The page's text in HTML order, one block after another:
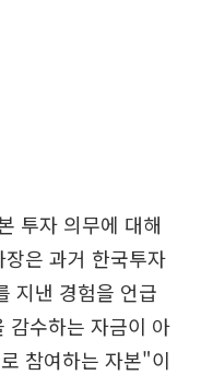
투자 의무에 대해
은 과거 한국투자
지낸 경험을 언급
감수하는 자금이 아
참여하는 자본"이